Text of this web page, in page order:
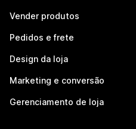
Vender produtos
Pedidos e frete
Design da loja
Marketing e conversão
Gerenciamento de loja